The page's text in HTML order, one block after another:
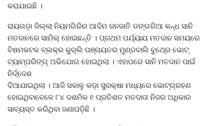
କରାଯାଇଛି ।
ରାୟଗଡ଼ା ଜିଲ୍ଲା ନିୟମଗିରିର ଆଦିମ ଜନଜାତି ଡଙ୍ଗରିଆ କନ୍ଧ ସାନି
ମତଦାନରେ ସାମିଲ୍‍ ହୋଇଛନ୍ତି । ପ୍ରଥମ ପର୍ଯ୍ୟାୟ ମତଦାନ ସମୟରେ
ବିଷମକଟକ ବ୍ଲକ୍‍ର କୁର୍‍ଲି ପଞ୍ଚାୟତର ମୁଣ୍ଡବାଲି ବୁଥ୍‍ରେ ଭୋଟ୍‍
ଟ୍ୟାମ୍ପରିଙ୍ଗ୍‍ ଅଭିଯୋଗ ହୋଇଥିଲା । ଏହାପରେ ସାନି ମତଦାନ ପାଇଁ
ନିର୍ଦ୍ଦେଶ
ଦିଆଯାଇଥିଲା । ଆଜି ସକାଳୁ କଡ଼ା ସୁରକ୍ଷା ମଧ୍ୟରେ ଭୋଟ୍‍ଗ୍ରହଣ
ହୋଇଥିବାବେଳେ ୮୪ ଦଶମିକ ୧ ପ୍ରତିଶତ ମତଦାତା ନିଜର ଅଧିକାର
ସାବ୍ୟସ୍ତ କରିଥିବା ଜଣାପଡ଼ିଛି ।